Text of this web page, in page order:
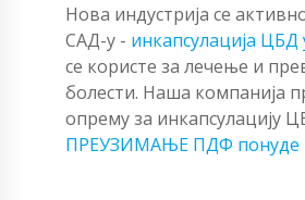
Нова индустрија се
САД-у - инкапсулација ЦБД
се користе за лечење и
болести. Наша компанија
опрему за инкапсулацију
ПРЕУЗИМАЊЕ ПДФ понуде